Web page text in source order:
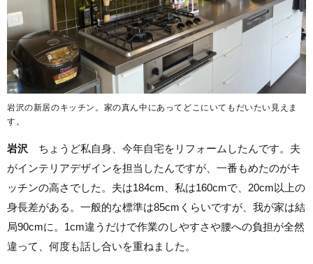
岩沢の新居のキッチン。家の真ん中にあってどこにいてもだいたい見えま
す。
岩沢 ちょうど私自身、今年自宅をリフォームしたんです。夫
がインテリアデザインを担当したんですが、一番もめたのがキ
ッチンの高さでした。夫は184cm、私は160cmで、20cm以上の
身長差がある。一般的な標準は85cmくらいですが、我が家は結
局90cmに。1cm違うだけで作業のしやすさや腰への負担が全然
違って、何度も話し合いを重ねました。